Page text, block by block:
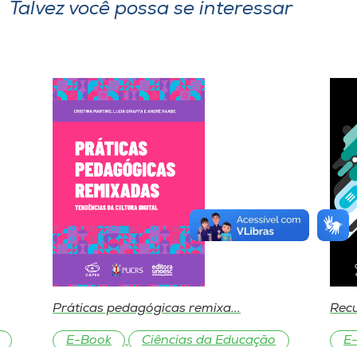
Talvez você possa se interessar
Práticas pedagógicas remixa...
E-Book Ciências da Educação